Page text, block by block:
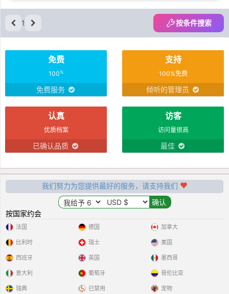
1 按条件搜索
免费
100%
免费服务
支持
100%免费
倾听的管理员
认真
优质档案
已确认品质
访客
访问量很高
最佳
我们努力为您提供最好的服务，请支持我们
按国家约会
法国
比利时
西班牙
意大利
瑞典
德国
瑞士
英国
葡萄牙
已禁用
加拿大
美国
墨西哥
哥伦比亚
宠物